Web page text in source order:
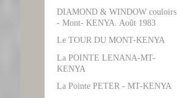
DIAMOND & WINDOW couloirs
- Mont- KENYA. Août 1983
Le TOUR DU MONT-KENYA
La POINTE LENANA-MT-
KENYA
La Pointe PETER - MT-KENYA